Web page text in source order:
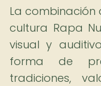
La combinación
cultura Rapa
visual y
forma de
tradiciones,